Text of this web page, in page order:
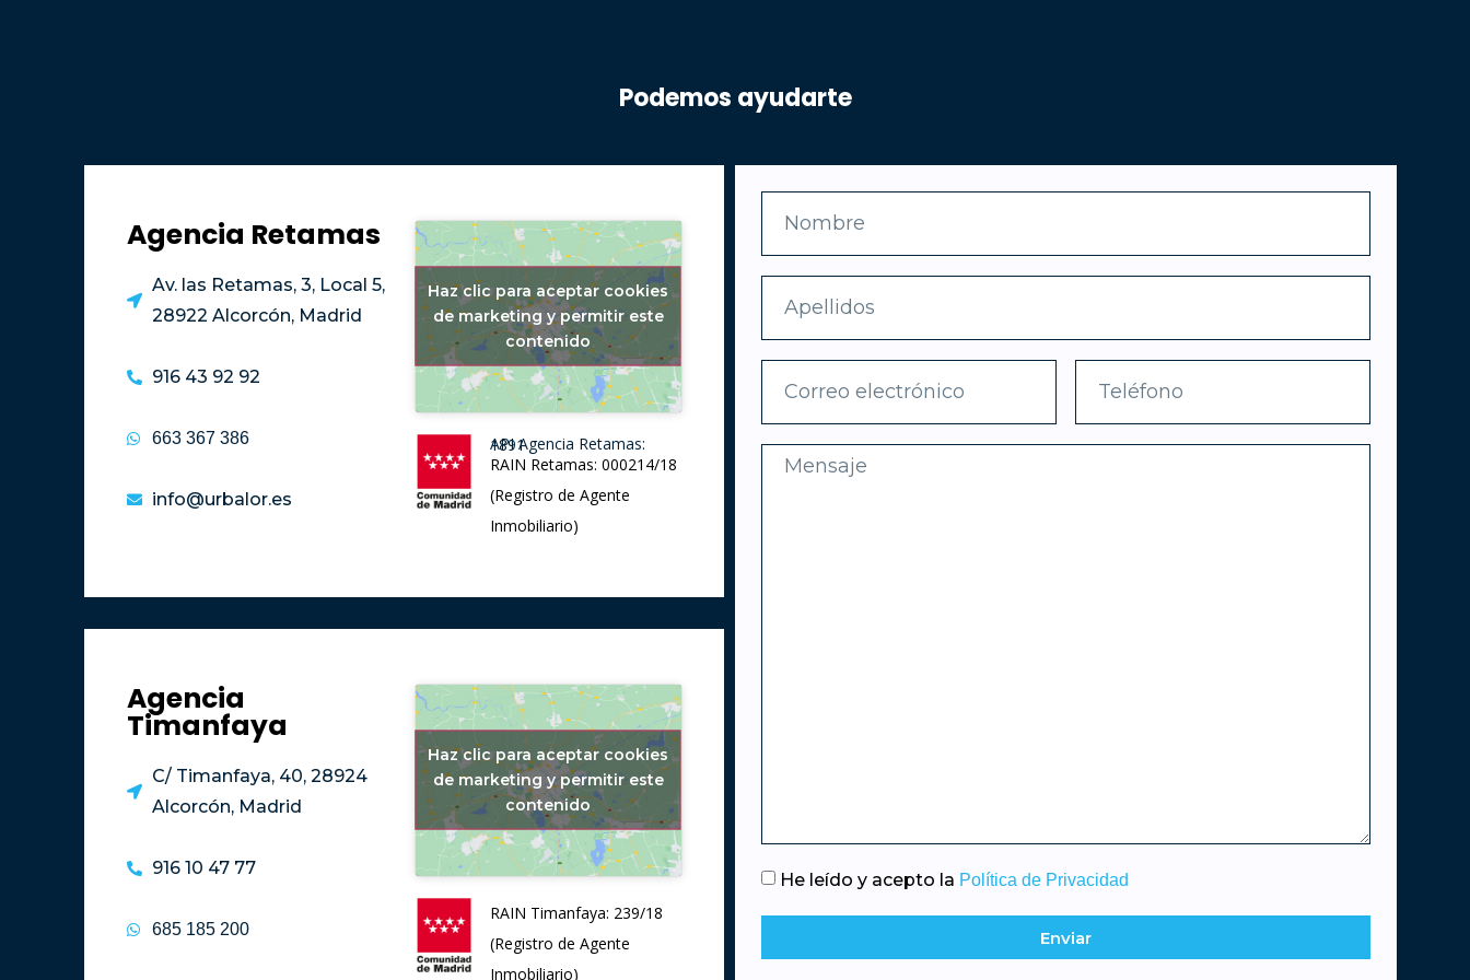
Podemos ayudarte
Agencia Retamas
Av. las Retamas, 3, Local 5,
28922 Alcorcón, Madrid
916 43 92 92
663 367 386
info@urbalor.es
Haz clic para aceptar cookies
de marketing y permitir este
contenido
API Agencia Retamas: 1891
RAIN Retamas: 000214/18
(Registro de Agente
Inmobiliario)
Agencia
Timanfaya
C/ Timanfaya, 40, 28924
Alcorcón, Madrid
916 10 47 77
685 185 200
Haz clic para aceptar cookies
de marketing y permitir este
contenido
RAIN Timanfaya: 239/18
(Registro de Agente
Inmobiliario)
He leído y acepto la Política de Privacidad
Enviar